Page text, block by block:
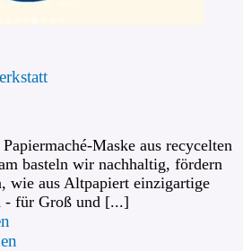
Maske aus recycelten
basteln wir nachhaltig, fördern
wie aus Altpapiert einzigartige
- für Groß und [...]